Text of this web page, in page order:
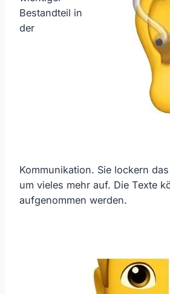
Bestandteil in
der
Kommunikation. Sie lockern
um vieles mehr auf. Die Texte
aufgenommen werden.